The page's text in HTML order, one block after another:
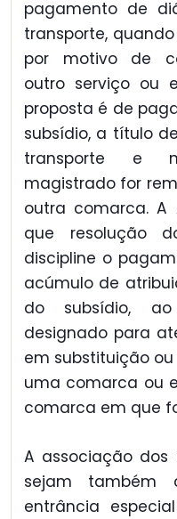
pagamento de
transporte,
por motivo de
outro serviço ou
proposta é de
subsídio, a título
transporte e
magistrado for
outra comarca. A
que resolução
discipline o
acúmulo de
do subsídio,
designado para
em substituição
uma comarca ou
comarca em que
A associação dos
sejam também
entrância